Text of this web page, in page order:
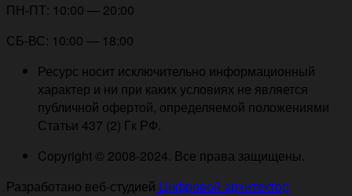
ПН-ПТ: 10:00 — 20:00
СБ-ВС: 10:00 — 18:00
Ресурс носит исключительно информационный
характер и ни при каких условиях не является
публичной офертой, определяемой положениями
Статьи 437 (2) Гк РФ.
Copyright © 2008-2024. Все права защищены.
Разработано веб-студией Цифровой архитектор